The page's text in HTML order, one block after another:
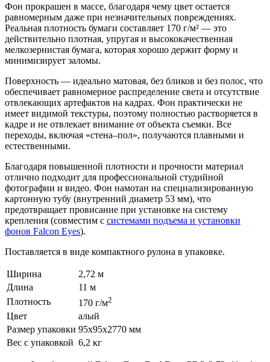
Фон прокрашен в массе, благодаря чему цвет остается
равномерным даже при незначительных повреждениях.
Реальная плотность бумаги составляет 170 г/м² — это
действительно плотная, упругая и высококачественная
мелкозернистая бумага, которая хорошо держит форму и
минимизирует заломы.
Поверхность — идеально матовая, без бликов и без полос, что
обеспечивает равномерное распределение света и отсутствие
отвлекающих артефактов на кадрах. Фон практически не
имеет видимой текстуры, поэтому полностью растворяется в
кадре и не отвлекает внимание от объекта съемки. Все
переходы, включая «стена–пол», получаются плавными и
естественными.
Благодаря повышенной плотности и прочности материал
отлично подходит для профессиональной студийной
фотографии и видео. Фон намотан на специализированную
картонную тубу (внутренний диаметр 53 мм), что
предотвращает провисание при установке на систему
крепления (совместим с системами подъема и установки
фонов Falcon Eyes).
Поставляется в виде компактного рулона в упаковке.
Ширина
2,72 м
Длина
11 м
Плотность
170 г/м2
Цвет
алый
Размер упаковки 95х95х2770 мм
Вес с упаковкой 6,2 кг